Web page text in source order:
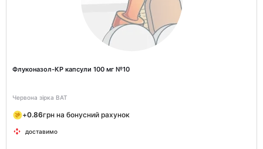
Флуконазол-КР капсули 100 мг №10
Червона зірка ВАТ
+0.86грн на бонусний рахунок
доставимо